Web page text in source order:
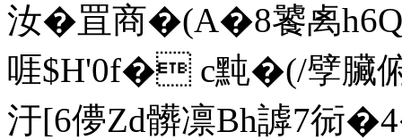
汝�罝商�(A�8饕禼
啀$H'0f� c黗�(/孹臟
汙[6儚Zd髒凛Bh謼7衏